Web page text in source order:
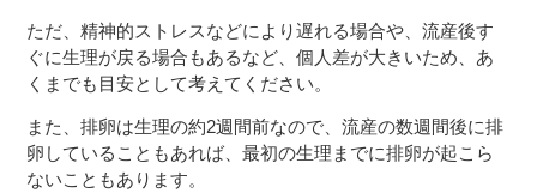
ただ、精神的ストレスなどにより遅れる場合や、流産後す
ぐに生理が戻る場合もあるなど、個人差が大きいため、あ
くまでも目安として考えてください。
また、排卵は生理の約2週間前なので、流産の数週間後に排
卵していることもあれば、最初の生理までに排卵が起こら
ないこともあります。